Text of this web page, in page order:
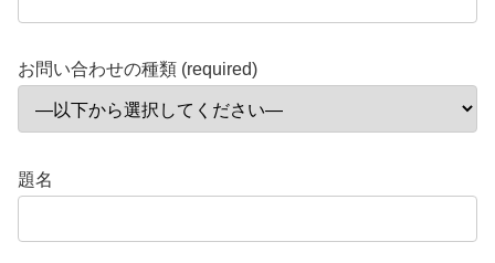
お問い合わせの種類 (required)
題名